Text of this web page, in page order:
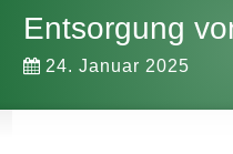
Entsorgung
24. Januar 2025